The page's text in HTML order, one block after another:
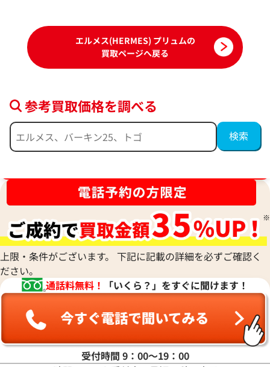
エルメス プリュム32 ショルダーバッグ
レザー □G刻印 ゴールド金具
参考買取価格
182,000円
2025年7月17日時点
エルメス プリュ
レザー □C刻印 シ
参考買取価格
168,000円
2026年2月17日時
エルメス(HERMES) プリュムの
買取ページへ戻る
参考買取価格を調べる
上限・条件がございます。 下記に記載の詳細を必ずご確認く
ださい。
通話料無料！
「いくら？」をすぐに聞けます！
受付時間 9：00〜19：00